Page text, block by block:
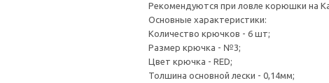
Рекомендуются при ловле корюшки на
Основные характеристики:
Количество крючков - 6 шт;
Размер крючка - №3;
Цвет крючка - RED;
Толшина основной лески - 0,14мм;